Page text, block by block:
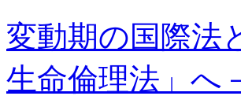
変動期の国際法
生命倫理法」へ